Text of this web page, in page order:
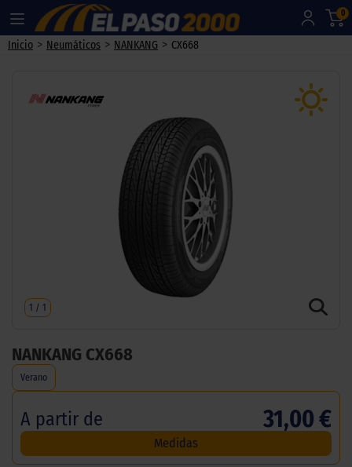
0
Inicio > Neumáticos > NANKANG > CX668
1 / 1
NANKANG CX668
Verano
A partir de 31,00 €
Medidas